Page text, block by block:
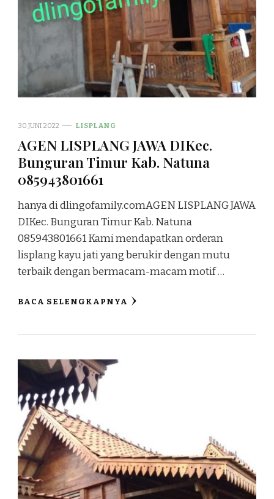
30 JUNI 2022 LISPLANG
AGEN LISPLANG JAWA DIKec.
Bunguran Timur Kab. Natuna
085943801661
hanya di dlingofamily.comAGEN LISPLANG JAWA
DIKec. Bunguran Timur Kab. Natuna
085943801661 Kami mendapatkan orderan
lisplang kayu jati yang berukir dengan mutu
terbaik dengan bermacam-macam motif …
BACA SELENGKAPNYA